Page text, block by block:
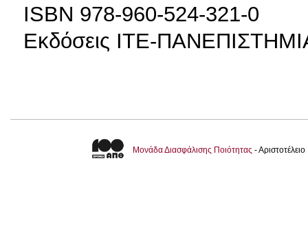
ISBN 978-960-524-321-0
Εκδόσεις ΙΤΕ-
Μονάδα Διασφάλισης Ποιότητας -